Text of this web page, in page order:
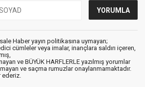
Haber yayın politikasına uymayan;
cümleler veya imalar, inançlara saldırı içeren,
ve BÜYÜK HARFLERLE yazılmış yorumlar
ve saçma rumuzlar onaylanmamaktadır.
ederiz.